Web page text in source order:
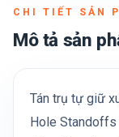
CHI TIẾT SẢN
Mô tả sản
Tán trụ tự giữ
Hole Standoffs